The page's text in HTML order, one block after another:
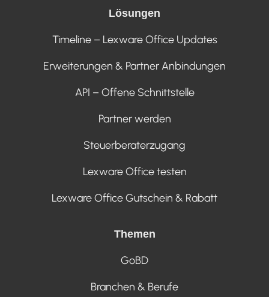
Lösungen
Timeline – Lexware Office Updates
Erweiterungen & Partner Anbindungen
API – Offene Schnittstelle
Partner werden
Steuerberaterzugang
Lexware Office testen
Lexware Office Gutschein & Rabatt
Themen
GoBD
Branchen & Berufe